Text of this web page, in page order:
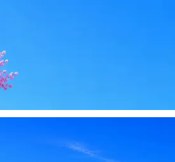
отклика под вакансию
сопроводительных писем
₽/мес
доступ
просит войти через Google, iCloud
безопасности
с AI: рынки, позиции, вилка, каналы